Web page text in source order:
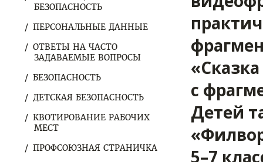
БЕЗОПАСНОСТЬ
ПЕРСОНАЛЬНЫЕ ДАННЫЕ
ОТВЕТЫ НА ЧАСТО
ЗАДАВАЕМЫЕ ВОПРОСЫ
БЕЗОПАСНОСТЬ
ДЕТСКАЯ БЕЗОПАСНОСТЬ
КВОТИРОВАНИЕ РАБОЧИХ
МЕСТ
ПРОФСОЮЗНАЯ СТРАНИЧКА
с
Детей
5–7